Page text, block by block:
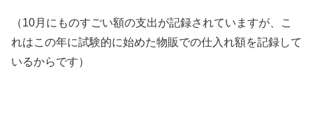
（10月にものすごい額の支出が記録されていますが、こ
れはこの年に試験的に始めた物販での仕入れ額を記録して
いるからです）